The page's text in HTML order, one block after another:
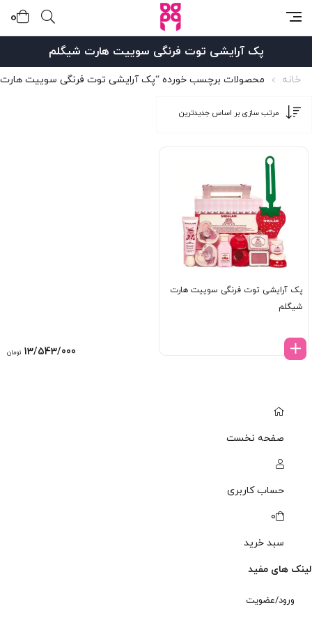
0
پک آرایشی توت فرنگی سوییت هارت شیگلم
خانه محصولات برچسب خورده “پک آرایشی توت فرنگی سوییت
پک آرایشی توت فرنگی سوییت هارت
شیگلم
13/543/000 تومان
صفحه نخست
حساب کاربری
0
سبد خرید
لینک های مفید
ورود/عضویت